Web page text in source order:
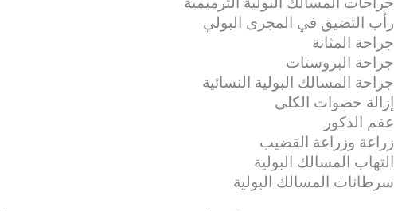
رأب التضيق في المجرى البولي
جراحة المثانة
جراحة البروستات
جراحة المسالك البولية النسائية
إزالة حصوات الكلى
عقم الذكور
زراعة وزراعة القضيب
التهاب المسالك البولية
سرطانات المسالك البولية